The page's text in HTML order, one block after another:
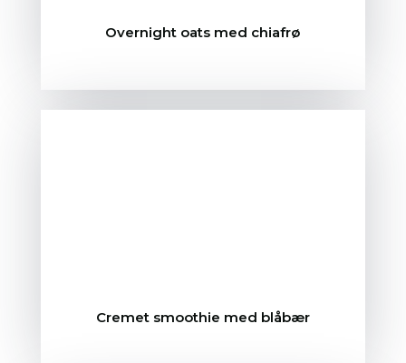
Overnight oats med chiafrø
Cremet smoothie med blåbær